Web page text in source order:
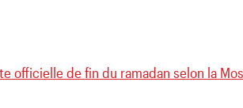
officielle de fin du ramadan selon la